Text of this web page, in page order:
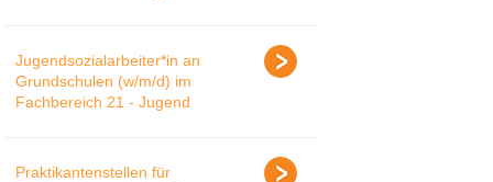
Jugendsozialarbeiter*in an
Grundschulen (w/m/d) im
Fachbereich 21 - Jugend
Praktikantenstellen für